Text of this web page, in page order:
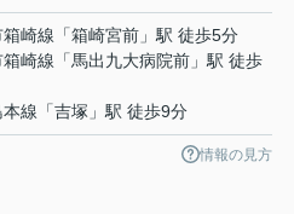
崎線 「箱崎宮前 」駅 徒歩5分
崎線 「馬出九大病院前 」駅 徒歩
本線 「吉塚 」駅 徒歩9分
情報の見方